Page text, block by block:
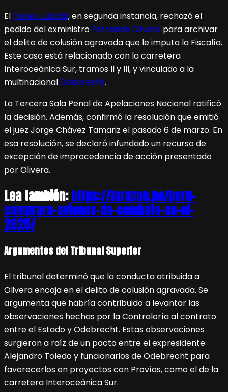
El Poder Judicial, en segunda instancia, rechazó el
pedido del exministro Fernando Olivera para archivar
el delito de colusión agravada que le imputa la Fiscalía.
Este caso está relacionado con la carretera
Interoceánica Sur, tramos II y III, y vinculado a la
multinacionalOdebrecht.
La Tercera Sala Penal de Apelaciones Nacional ratificó
la decisión. Además, confirmó la resolución que emitió
el juez Jorge Chávez Tamariz el pasado 6 de marzo. En
esa resolución, se declaró infundado un recurso de
excepción de improcedencia de acción presentado
por Olivera.
Lea también:https://larazon.pe/peru-
comprara-aviones-de-combate-en-el-
2025/
Argumentos del Tribunal Superior
El tribunal determinó que la conducta atribuida a
Olivera encaja en el delito de colusión agravada. Se
argumenta que habría contribuido a levantar las
observaciones hechas por la Contraloría al contrato
entre el Estado y Odebrecht. Estas observaciones
surgieron a raíz de un pacto entre el expresidente
Alejandro Toledo y funcionarios de Odebrecht para
favorecerlos en proyectos con Provías, como el de la
carretera Interoceánica Sur.